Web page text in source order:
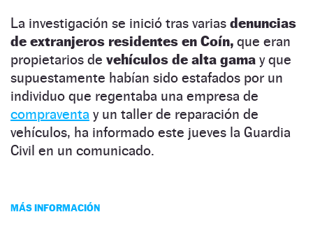
La investigación se inició tras varias denuncias
de extranjeros residentes en Coín, que eran
propietarios de vehículos de alta gama y que
supuestamente habían sido estafados por un
individuo que regentaba una empresa de
compraventa y un taller de reparación de
vehículos, ha informado este jueves la Guardia
Civil en un comunicado.
MÁS INFORMACIÓN